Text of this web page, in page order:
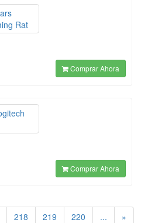
Comprar Ahora
Comprar Ahora
218 219 220 ...
»